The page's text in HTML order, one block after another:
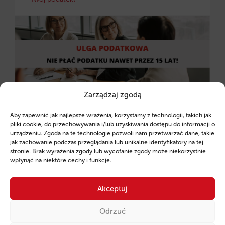
Zarządzaj zgodą
Aby zapewnić jak najlepsze wrażenia, korzystamy z technologii, takich jak
pliki cookie, do przechowywania i/lub uzyskiwania dostępu do informacji o
urządzeniu. Zgoda na te technologie pozwoli nam przetwarzać dane, takie
jak zachowanie podczas przeglądania lub unikalne identyfikatory na tej
stronie. Brak wyrażenia zgody lub wycofanie zgody może niekorzystnie
wpłynąć na niektóre cechy i funkcje.
Akceptuj
Odrzuć
Większość polskich przedsiębiorców przyzwyczaiła
się, żepaństwo pieniądze głównie zabiera.
Tymczasem w ramach Polskiej Strefy Inwestycji
(PSI) karta się odwraca.Fintaxis dotarło do danych,
które potwierdzają:dzięki
finansowejmożesznie płacić podatku
dochodowego nawet przez 15 lat
jeden haczyk,który dyskwalifikuje tysiące firm już
na starcie.